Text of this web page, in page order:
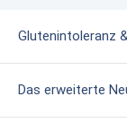
Glutenintoleranz
Das erweiterte